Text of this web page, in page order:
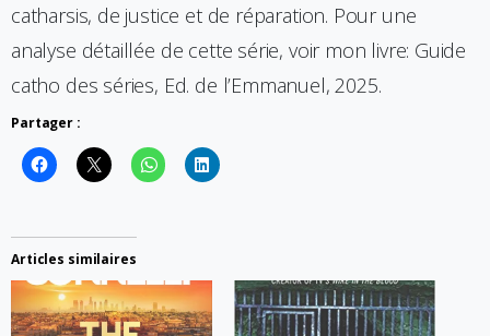
catharsis, de justice et de réparation. Pour une
analyse détaillée de cette série, voir mon livre: Guide
catho des séries, Ed. de l’Emmanuel, 2025.
Partager :
Articles similaires